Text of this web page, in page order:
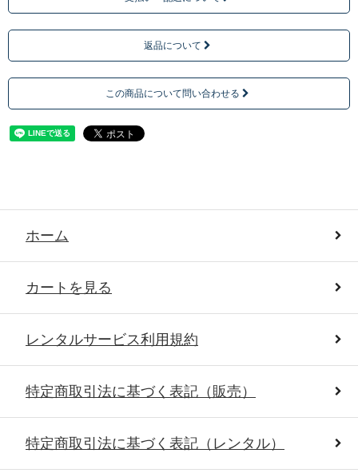
返品について
この商品について問い合わせる
ホーム
カートを見る
レンタルサービス利用規約
特定商取引法に基づく表記（販売）
特定商取引法に基づく表記（レンタル）